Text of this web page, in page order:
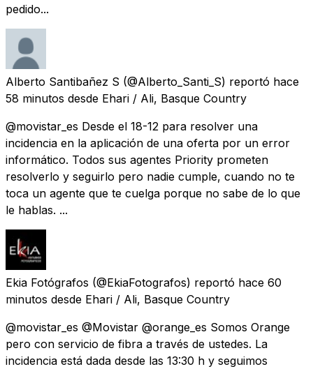
pedido...
Alberto Santibañez S (@Alberto_Santi_S) reportó hace
58 minutos desde Ehari / Ali, Basque Country
@movistar_es Desde el 18-12 para resolver una
incidencia en la aplicación de una oferta por un error
informático. Todos sus agentes Priority prometen
resolverlo y seguirlo pero nadie cumple, cuando no te
toca un agente que te cuelga porque no sabe de lo que
le hablas. ...
Ekia Fotógrafos (@EkiaFotografos) reportó hace 60
minutos desde Ehari / Ali, Basque Country
@movistar_es @Movistar @orange_es Somos Orange
pero con servicio de fibra a través de ustedes. La
incidencia está dada desde las 13:30 h y seguimos